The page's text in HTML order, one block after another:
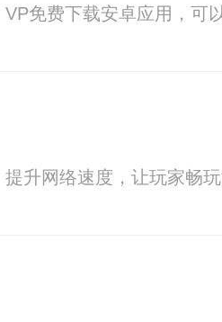
免费下载安卓应用，可
升网络速度，让玩家畅